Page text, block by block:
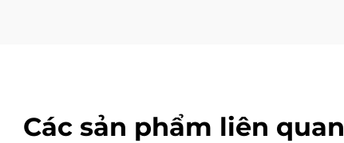
Các sản phẩm liên quan